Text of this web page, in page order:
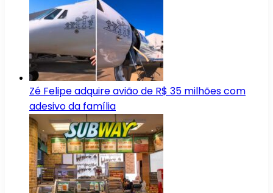
Zé Felipe adquire avião de R$ 35 milhões com
adesivo da família